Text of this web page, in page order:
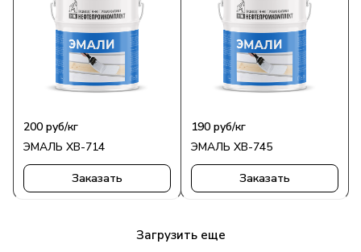
200 руб/кг
ЭМАЛЬ ХВ-714
Заказать
190 руб/кг
ЭМАЛЬ ХВ-745
Заказать
Загрузить еще